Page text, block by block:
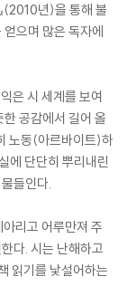
(2010년)을 통해 불
얻으며 많은 독자에
은 시 세계를 보여
공감에서 길어 올
노동(아르바이트)하
에 단단히 뿌리내린
들인다.
리고 어루만져 주
다. 시는 난해하고
읽기를 낯설어하는